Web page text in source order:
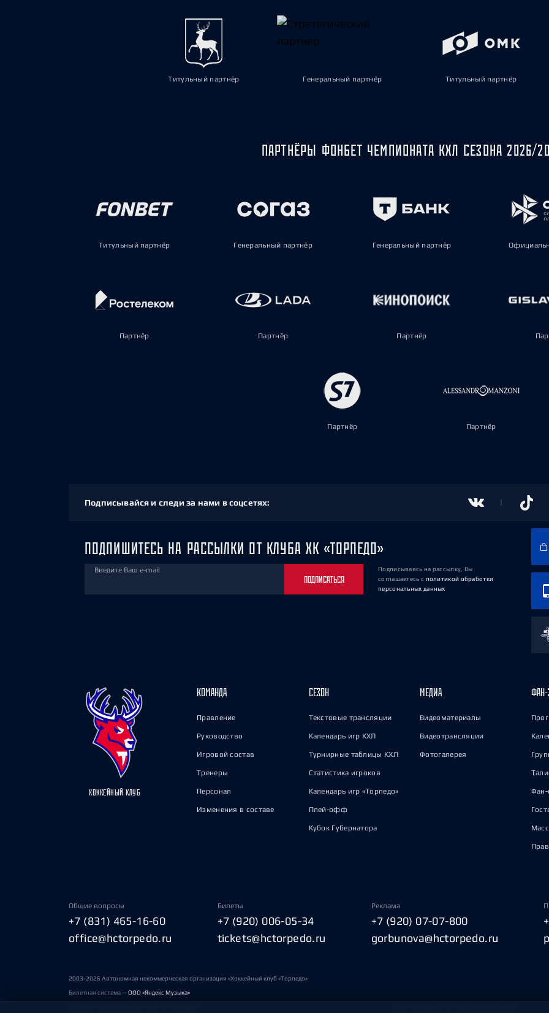
Титульный партнёр Генеральный партнёр Титульный партнёр
ПАРТНЁРЫ ФОНБЕТ ЧЕМПИОНАТА КХЛ СЕЗОНА 2026/
Титульный партнёр Генеральный партнёр Генеральный партнёр
Партнёр Партнёр Партнёр
Партнёр Партнёр
Подписывайся и следи за нами в соцсетях:
ПОДПИШИТЕСЬ НА РАССЫЛКИ ОТ КЛУБА ХК «ТОРПЕДО»
Введите Ваш e-mail
ПОДПИСАТЬСЯ
Подписываясь на рассылку, Вы
соглашаетесь с политикой обработки
персональных данных
ХОККЕЙНЫЙ КЛУБ
КОМАНДА
Правление
Руководство
Игровой состав
Тренеры
Персонал
Изменения в составе
СЕЗОН
Текстовые трансляции
Календарь игр КХЛ
Турнирные таблицы КХЛ
Статистика игроков
Календарь игр «Торпедо»
Плей-офф
Кубок Губернатора
МЕДИА
Видеоматериалы
Видеотрансляции
Фотогалерея
ФАН-
Фан-
Общие вопросы
+7 (831) 465-16-60
office@hctorpedo.ru
Билеты
+7 (920) 006-05-34
tickets@hctorpedo.ru
Реклама
+7 (920) 07-07-800
gorbunova@hctorpedo.ru
2003-2026 Автономная некоммерческая организация «Хоккейный клуб «Торпедо»
Билетная система —ООО «Яндекс Музыка»